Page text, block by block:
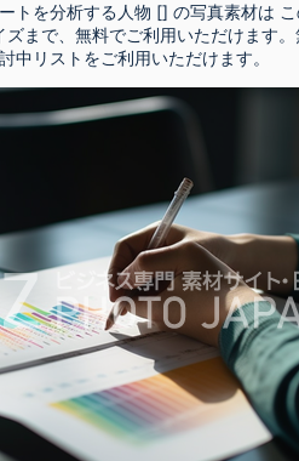
トを分析する人物 [] の写真素材は
まで、無料でご利用いただけます
中リストをご利用いただけます。